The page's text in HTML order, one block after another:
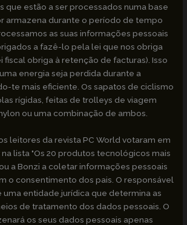
que estão a ser processados numa base
armazena durante o período de tempo
as suas informações pessoais
a fazê-lo pela lei que nos obriga
fiscal obriga à retenção de facturas). Isso
energia seja perdida durante a
te mais eficiente. Os sapatos de ciclismo
rígidas, feitas de trolleys de viagem
ou uma combinação de ambos.
leitores da revista PC World votaram em
na lista "Os 20 produtos tecnológicos mais
a Bonzi a coletar informações pessoais
o consentimento dos pais. O responsável
entidade jurídica que determina as
de tratamento dos dados pessoais. O
os seus dados pessoais apenas